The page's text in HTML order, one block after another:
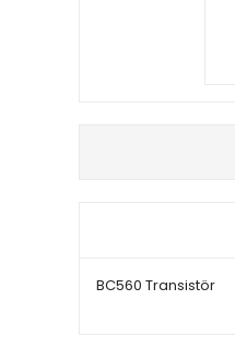
BC560 Transistör